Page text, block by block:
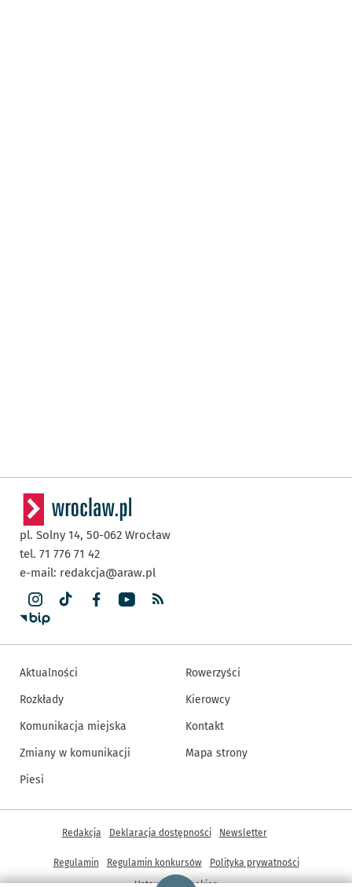
Strona główna - wroclaw.pl
pl. Solny 14, 50-062 Wrocław
tel. 71 776 71 42
e-mail: redakcja@araw.pl
Aktualności
Rozkłady
Komunikacja miejska
Zmiany w komunikacji
Piesi
Rowerzyści
Kierowcy
Kontakt
Mapa strony
Inne informacje
Redakcja Deklaracja dostępności Newsletter
Regulamin Regulamin konkursów
Polityka prywatności
Ustawienia cookies